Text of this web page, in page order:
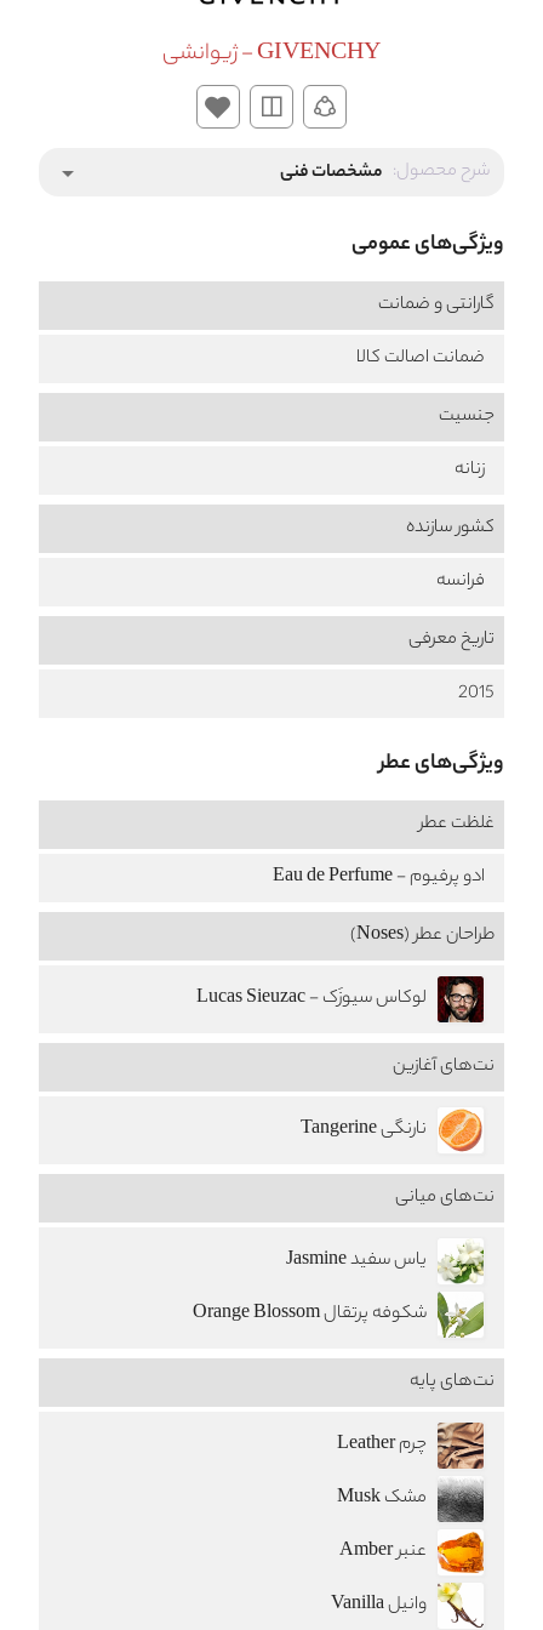
GIVENCHY - ژیوانشی
شرح محصول: مشخصات فنی arrow_drop_down
ویژگی‌های عمومی
گارانتی و ضمانت
ضمانت اصالت کالا
جنسیت
زنانه
کشور سازنده
فرانسه
تاریخ معرفی
2015
ویژگی‌های عطر
غلظت عطر
ادو پرفیوم - Eau de Perfume
طراحان عطر (Noses)
لوکاس سیوزَک - Lucas Sieuzac
نت‌های آغازین
نارنگی Tangerine
نت‌های میانی
یاس سفید Jasmine
شکوفه پرتقال Orange Blossom
نت‌های پایه
چرم Leather
مشک Musk
عنبر Amber
وانیل Vanilla